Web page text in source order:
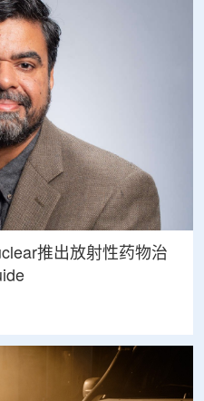
推出放射性药物治